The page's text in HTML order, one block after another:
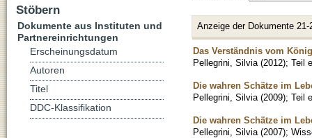
Anzeige der Dokumente 21-
Das Verständnis vom
Pellegrini, Silvia (2012); Teil
Die wahren Schätze im
Pellegrini, Silvia (2009); Teil
Die wahren Schätze im
Pellegrini, Silvia (2007);
Stöbern
Dokumente aus Instituten und
Partnereinrichtungen
Erscheinungsdatum
Autoren
Titel
DDC-Klassifikation